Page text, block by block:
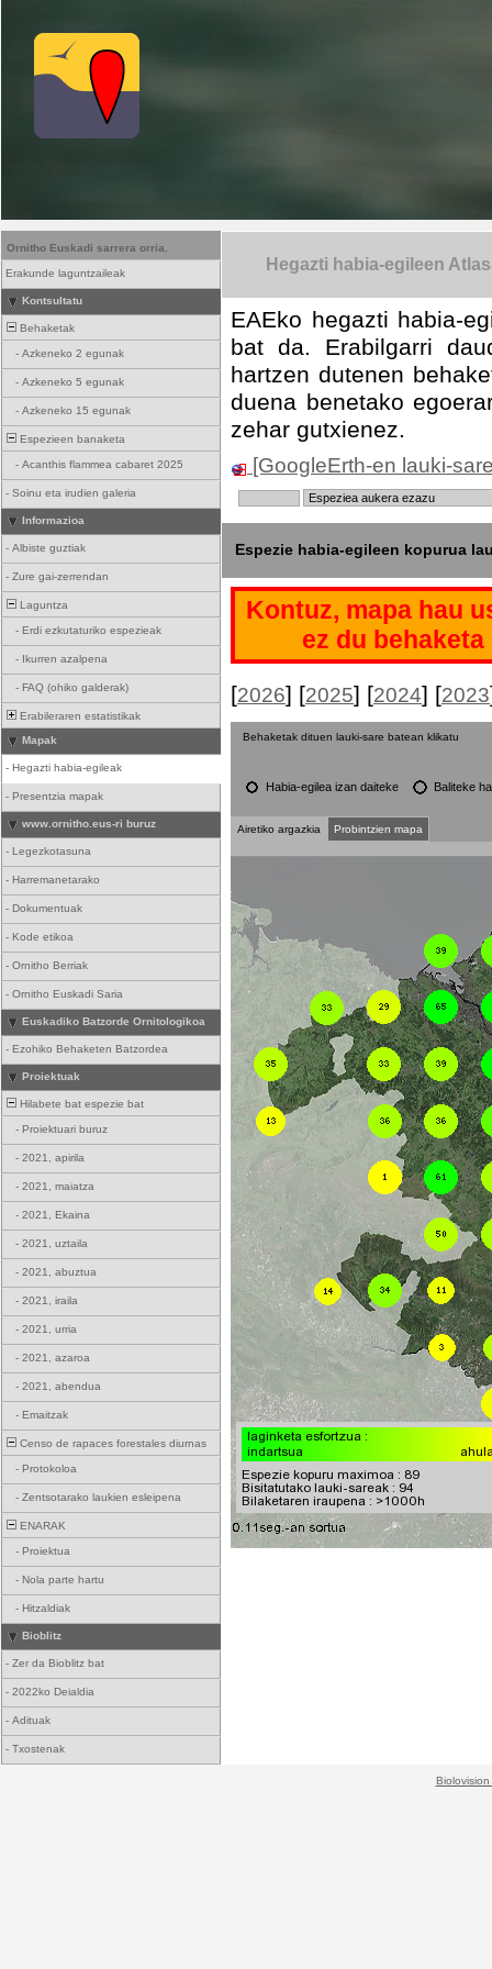
Ornitho Euskadi sarrera orria.
Erakunde laguntzaileak
Kontsultatu
Behaketak
- Azkeneko 2 egunak
- Azkeneko 5 egunak
- Azkeneko 15 egunak
Espezieen banaketa
- Acanthis flammea cabaret 2025
- Soinu eta irudien galeria
Informazioa
- Albiste guztiak
- Zure gai-zerrendan
Laguntza
- Erdi ezkutaturiko espezieak
- Ikurren azalpena
- FAQ (ohiko galderak)
Erabileraren estatistikak
Mapak
- Hegazti habia-egileak
- Presentzia mapak
www.ornitho.eus-ri buruz
- Legezkotasuna
- Harremanetarako
- Dokumentuak
- Kode etikoa
- Ornitho Berriak
- Ornitho Euskadi Saria
Euskadiko Batzorde Ornitologikoa
- Ezohiko Behaketen Batzordea
Proiektuak
Hilabete bat espezie bat
- Proiektuari buruz
- 2021, apirila
- 2021, maiatza
- 2021, Ekaina
- 2021, uztaila
- 2021, abuztua
- 2021, iraila
- 2021, urria
- 2021, azaroa
- 2021, abendua
- Emaitzak
Censo de rapaces forestales diurnas
- Protokoloa
- Zentsotarako laukien esleipena
ENARAK
- Proiektua
- Nola parte hartu
- Hitzaldiak
Bioblitz
- Zer da Bioblitz bat
- 2022ko Deialdia
- Adituak
- Txostenak
Hegazti habia-egileen
EAEko hegazti habia-
bat da. Erabilgarri
hartzen dutenen
duena benetako
zehar gutxienez.
[GoogleErth-en lauki-
Espezie habia-egileen kopurua
Kontuz, mapa hau
ez du
[2026] [2025] [2024] [2023
Behaketak dituen lauki-sare batean klikatu
Habia-egilea izan daiteke Baliteke
Airetiko argazkia Probintzien mapa
Biolovision